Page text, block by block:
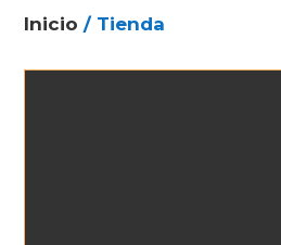
Inicio / Tienda